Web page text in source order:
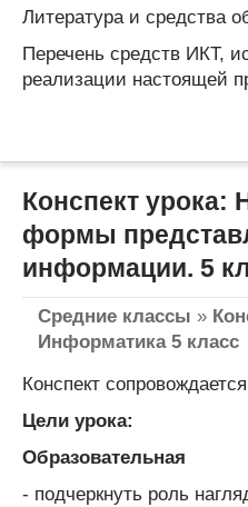
Литература и средства
Перечень средств ИКТ,
реализации настоящей
Конспект урока:
формы
информации. 5
Средние классы »
Информатика 5 класс
Конспект
Цели урока:
Образовательная
- подчеркнуть роль